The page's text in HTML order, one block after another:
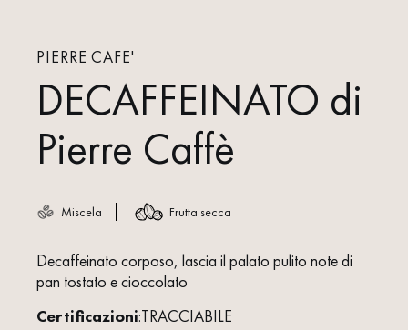
PIERRE CAFE'
DECAFFEINATO di
Pierre Caffè
Miscela Frutta secca
Decaffeinato corposo, lascia il palato pulito note di
pan tostato e cioccolato
Certificazioni:TRACCIABILE